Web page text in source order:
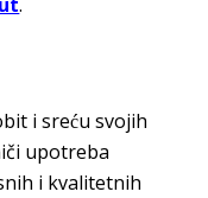
i sreću svojih
upotreba
i kvalitetnih